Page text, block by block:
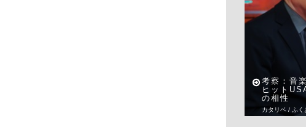
考察：音
ヒット
の相性
カタリベ / ふく